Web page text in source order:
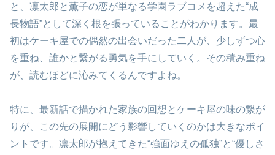
と、凛太郎と薫子の恋が単なる学園ラブコメを超えた“成
長物語”として深く根を張っていることがわかります。最
初はケーキ屋での偶然の出会いだった二人が、少しずつ心
を重ね、誰かと繋がる勇気を手にしていく。その積み重ね
が、読むほどに沁みてくるんですよね。
特に、最新話で描かれた家族の回想とケーキ屋の味の繋が
りが、この先の展開にどう影響していくのかは大きなポイ
ントです。凛太郎が抱えてきた“強面ゆえの孤独”と“優しさ